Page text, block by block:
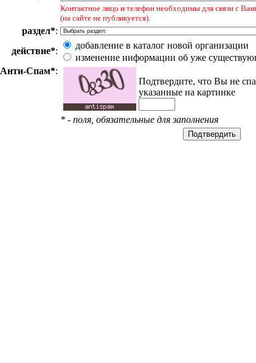
Контактное лицо и телефон необходимы для связи с
(на сайте не публикуется).
раздел*:
действие*:
добавление в каталог новой организации
изменение информации об уже
Анти-Спам*:
Подтвердите, что Вы не
указанные на картинке
* - поля, обязательные для заполнения